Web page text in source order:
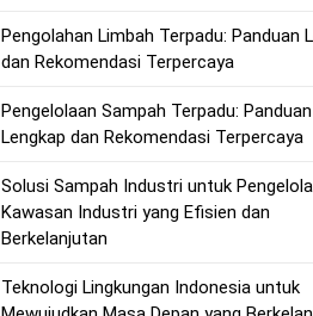
Pengolahan Limbah Terpadu: Panduan
dan Rekomendasi Terpercaya
Pengelolaan Sampah Terpadu: Panduan
Lengkap dan Rekomendasi Terpercaya
Solusi Sampah Industri untuk
Kawasan Industri yang Efisien dan
Berkelanjutan
Teknologi Lingkungan Indonesia untuk